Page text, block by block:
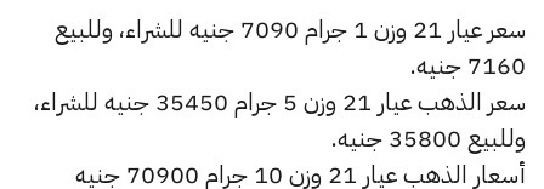
سعر عيار 21 وزن 1 جرام 7090 جنيه للشراء، وللبيع
7160 جنيه.
سعر الذهب عيار 21 وزن 5 جرام 35450 جنيه للشراء،
وللبيع 35800 جنيه.
أسعار الذهب عيار 21 وزن 10 جرام 70900 جنيه